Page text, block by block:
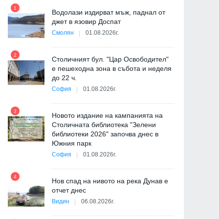
1
Водолази издирват мъж, паднал от
джет в язовир Доспат
Смолян 01.08.2026г.
2
Столичният бул. "Цар Освободител"
е пешеходна зона в събота и неделя
до 22 ч.
София 01.08.2026г.
3
Новото издание на кампанията на
Столичната библиотека "Зелени
библиотеки 2026" започва днес в
Южния парк
София 01.08.2026г.
4
Нов спад на нивото на река Дунав е
отчет днес
Видин 06.08.2026г.